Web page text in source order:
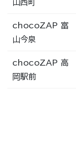
山西町
chocoZAP 富
山今泉
chocoZAP 高
岡駅前